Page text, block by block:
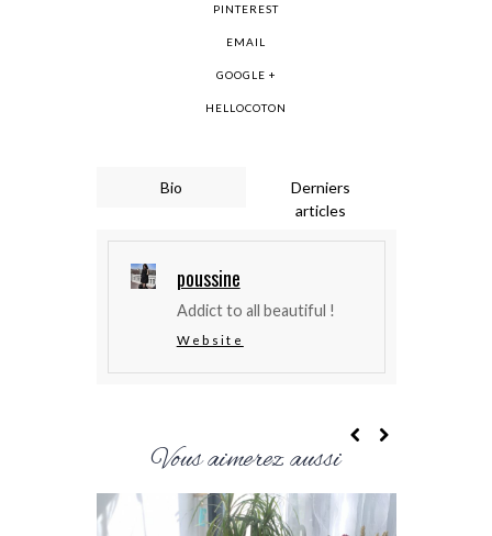
PINTEREST
EMAIL
GOOGLE +
HELLOCOTON
Bio
Derniers
articles
poussine
Addict to all beautiful !
Website
Vous aimerez aussi